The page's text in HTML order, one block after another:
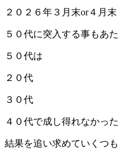
２０２６年３月末or４月
５０代に突入する事もあた
５０代は
２０代
３０代
４０代で成し得れなかった
結果を追い求めていくつ